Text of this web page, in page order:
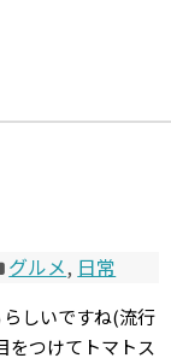
グルメ, 日常
しいですね(流行
をつけてトマトス